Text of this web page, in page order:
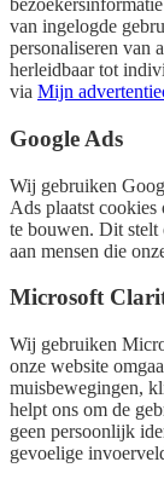
van ingelogde
personaliseren van
herleidbaar tot
via Mijn
Google Ads
Wij gebruiken
Ads plaatst cookies
te bouwen. Dit stelt
aan mensen die
Microsoft
Wij gebruiken
onze website
muisbewegingen,
helpt ons om de
geen persoonlijk
gevoelige